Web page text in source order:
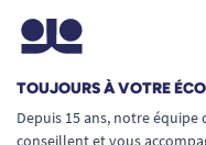
TOUJOURS À VOTRE
Depuis 15 ans, notre équipe
conseillent et vous